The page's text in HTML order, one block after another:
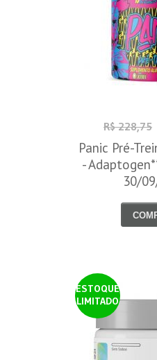
R$ 228,75
Panic Pré-
-
30/
ESTOQUE
LIMITADO